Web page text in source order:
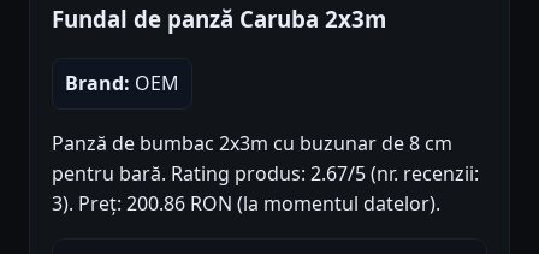
Fundal de panză Caruba 2x3m
Brand: OEM
Panză de bumbac 2x3m cu buzunar de 8 cm
pentru bară. Rating produs: 2.67/5 (nr. recenzii:
3). Preț: 200.86 RON (la momentul datelor).